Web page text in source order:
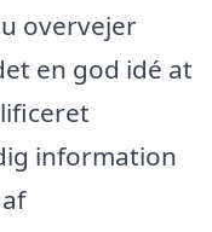
overvejer
en god idé at
information